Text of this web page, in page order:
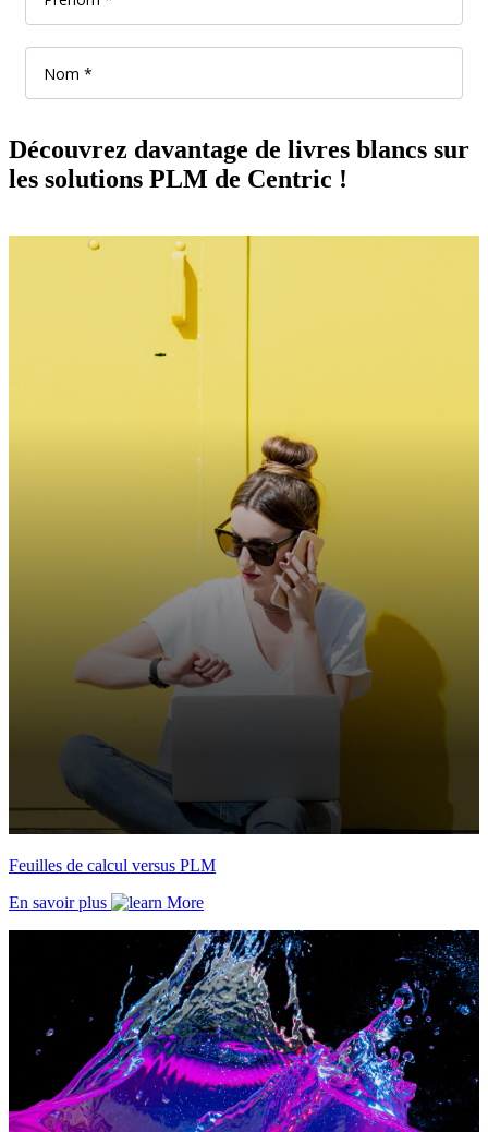
Découvrez davantage de livres blancs sur
les solutions PLM de Centric !
Feuilles de calcul versus PLM
En savoir plus